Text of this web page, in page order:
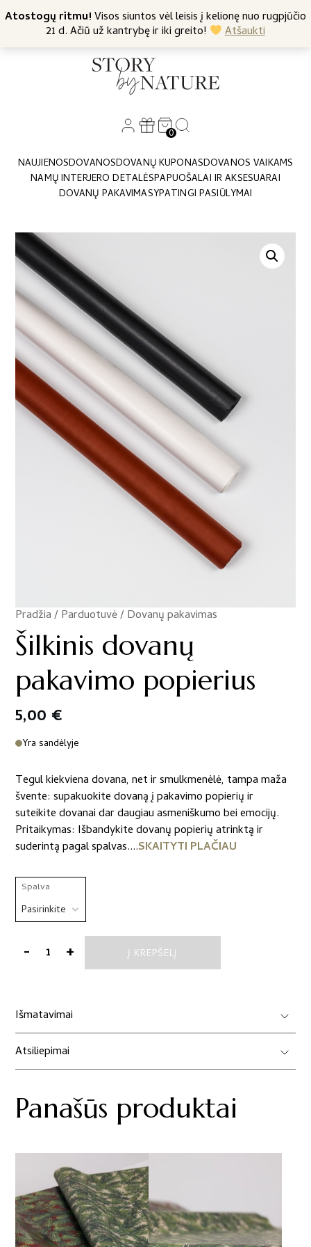
Atostogų ritmu!Visos siuntos vėl leisis į kelionę nuo rugpjūčio
21 d. Ačiū už kantrybę ir iki greito!
Atšaukti
Nemokamas siuntimas nuo 45 Eur +370 682 57369
0
NAUJIENOSDOVANOSDOVANŲ KUPONASDOVANOS VAIKAMS
NAMŲ INTERJERO DETALĖSPAPUOŠALAI IR AKSESUARAI
DOVANŲ PAKAVIMASYPATINGI PASIŪLYMAI
Pradžia/Parduotuvė/Dovanų pakavimas
/
Šilkinis dovanų
pakavimo popierius
5,00 €
Yra sandėlyje
Tegul kiekviena dovana, net ir smulkmenėlė, tampa maža
švente: supakuokite dovaną į pakavimo popierių ir
suteikite dovanai dar daugiau asmeniškumo bei emocijų.
Pritaikymas: Išbandykite dovanų popierių atrinktą ir
suderintą pagal spalvas....SKAITYTI PLAČIAU
Spalva
-produkto
dovanų
popierius
+ Į KREPŠELĮ
Išmatavimai
Atsiliepimai
Panašūs produktai